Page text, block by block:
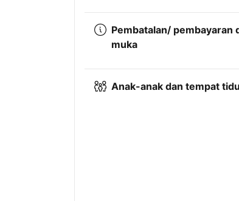
Pembatalan/ pembayaran
muka
Anak-anak dan tempat